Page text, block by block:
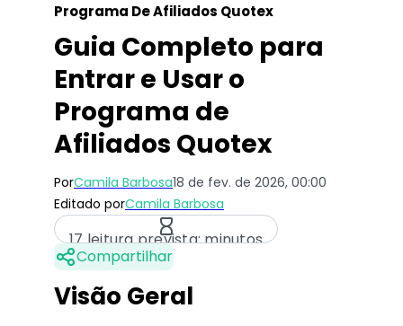
Programa De Afiliados Quotex
Guia Completo para
Entrar e Usar o
Programa de
Afiliados Quotex
PorCamila Barbosa18 de fev. de 2026, 00:00
Editado porCamila Barbosa
17 leitura prevista: minutos
Compartilhar
Visão Geral